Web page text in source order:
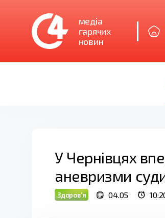
медіа
гарячих
новин
У Чернівцях
аневризми
Здоров'я 04.05